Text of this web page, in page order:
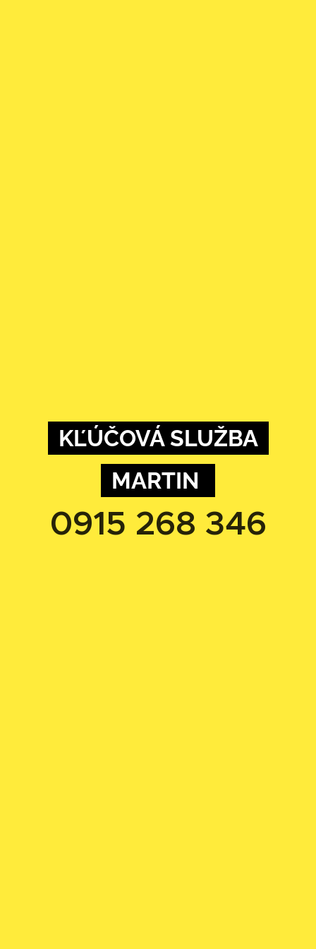
KĽÚČOVÁ SLUŽBA
MARTIN
0915 268 346